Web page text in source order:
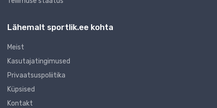
Lähemalt sportlik.ee kohta
Meist
Kasutajatingimused
Privaatsuspoliitika
Küpsised
Kontakt